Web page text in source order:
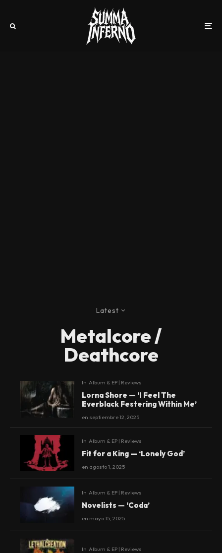
Latest
Metalcore /
Deathcore
In Album & EP | Reviews
Lorna Shore — ‘I Feel The
Everblack Festering Within Me’
en septiembre 12, 2025
In Album & EP | Reviews
Fit for a King — ‘Lonely God’
en agosto 1, 2025
In Album & EP | Reviews
Novelists — ‘Coda’
en mayo 15, 2025
In Album & EP | Reviews